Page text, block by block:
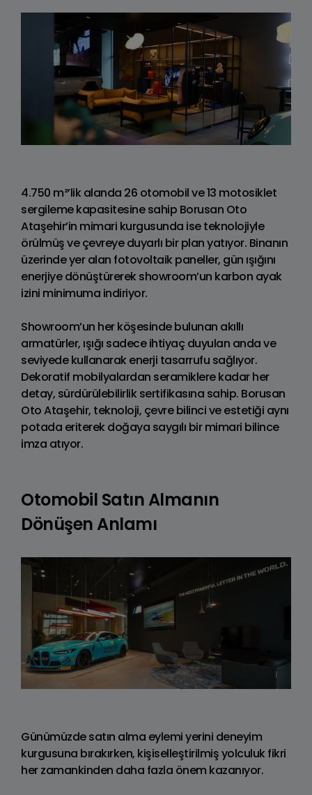
4.750 m²’lik alanda 26 otomobil ve 13 motosiklet
sergileme kapasitesine sahip Borusan Oto
Ataşehir’in mimari kurgusunda ise teknolojiyle
örülmüş ve çevreye duyarlı bir plan yatıyor. Binanın
üzerinde yer alan fotovoltaik paneller, gün ışığını
enerjiye dönüştürerek showroom’un karbon ayak
izini minimuma indiriyor.
Showroom’un her köşesinde bulunan akıllı
armatürler, ışığı sadece ihtiyaç duyulan anda ve
seviyede kullanarak enerji tasarrufu sağlıyor.
Dekoratif mobilyalardan seramiklere kadar her
detay, sürdürülebilirlik sertifikasına sahip. Borusan
Oto Ataşehir, teknoloji, çevre bilinci ve estetiği aynı
potada eriterek doğaya saygılı bir mimari bilince
imza atıyor.
Otomobil Satın Almanın
Dönüşen Anlamı
Günümüzde satın alma eylemi yerini deneyim
kurgusuna bırakırken, kişiselleştirilmiş yolculuk fikri
her zamankinden daha fazla önem kazanıyor.